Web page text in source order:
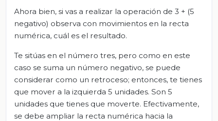
Ahora bien, si vas a realizar la operación de 3 + (5
negativo) observa con movimientos en la recta
numérica, cuál es el resultado.
Te sitúas en el número tres, pero como en este
caso se suma un número negativo, se puede
considerar como un retroceso; entonces, te tienes
que mover a la izquierda 5 unidades. Son 5
unidades que tienes que moverte. Efectivamente,
se debe ampliar la recta numérica hacia la